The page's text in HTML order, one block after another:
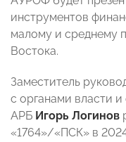
инструментов
малому и среднему
Востока.
Заместитель
с органами власти
АРБ Игорь Логинов
«1764»/«ПСК» в